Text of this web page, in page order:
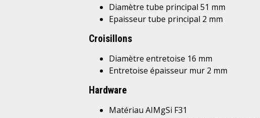
Diamètre tube principal 51 mm
Epaisseur tube principal 2 mm
Croisillons
Diamètre entretoise 16 mm
Entretoise épaisseur mur 2 mm
Hardware
Matériau AIMgSi F31